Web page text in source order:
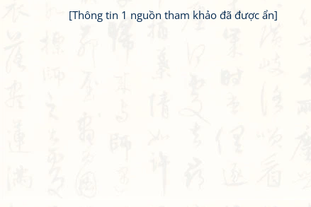
[Thông tin 1 nguồn tham khảo đã được ẩn]